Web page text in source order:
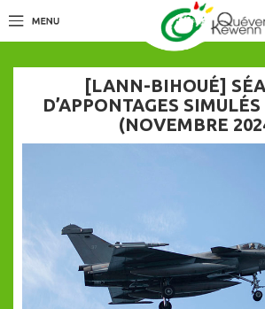
[LANN-BIHOUÉ]
D’APPONTAGES
(NOVEMBRE